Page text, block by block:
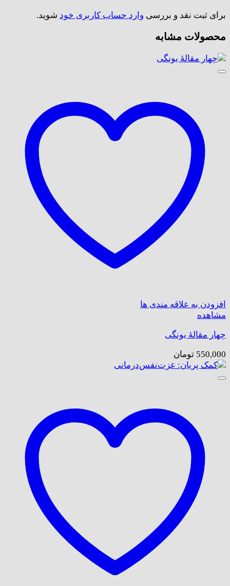
برای ثبت نقد و بررسی وارد حساب کاربری خود شوید.
محصولات مشابه
افزودن به علاقه مندی ها
مشاهده
چهار مقالهٔ یونگی
550,000 تومان